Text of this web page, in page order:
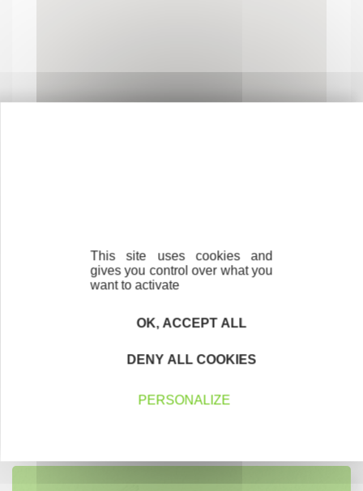
Trouvez à qui vous adresser
This site uses cookies and
gives you control over what you
want to activate
OK, ACCEPT ALL
DENY ALL COOKIES
PERSONALIZE